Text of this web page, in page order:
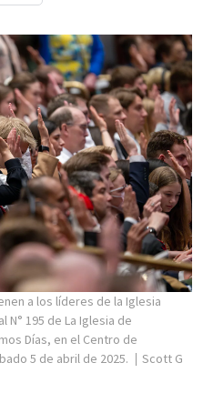
a los líderes de la Iglesia
N° 195 de La Iglesia de
Días, en el Centro de
5 de abril de 2025.
Scott G